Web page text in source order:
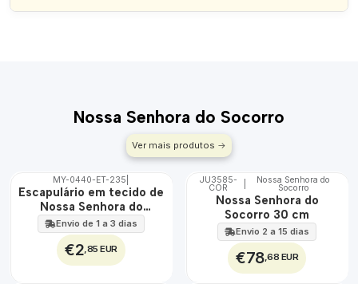
Nossa Senhora do Socorro
Ver mais produtos
🇵🇹
100%
ÁGUA
MY-0440-ET-235
Escapulário em tecido de
Nossa Senhora do
Socorro
Envio de 1 a 3 dias
€2,85 EUR
🇵🇹
100%
JU3585-
COR
Nossa Senhora do
Socorro
Nossa Senhora do
Socorro 30 cm
Envio 2 a 15 dias
€78,68 EUR